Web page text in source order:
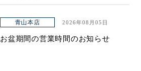
アクセス
青山本店 2026年08月05日
お盆期間の営業時間のお知らせ